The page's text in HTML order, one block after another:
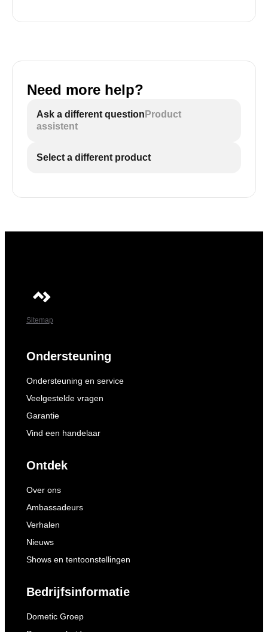
Need more help?
Ask a different question Product
assistent
Select a different product
Sitemap
Ondersteuning
Ondersteuning en service
Veelgestelde vragen
Garantie
Vind een handelaar
Ontdek
Over ons
Ambassadeurs
Verhalen
Nieuws
Shows en tentoonstellingen
Bedrijfsinformatie
Dometic Groep